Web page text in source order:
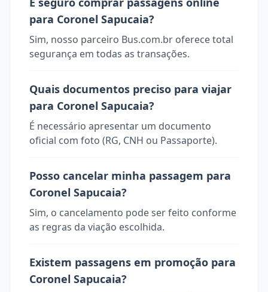
para Coronel Sapucaia?
Sim, nosso parceiro Bus.com.br oferece total
segurança em todas as transações.
Quais documentos preciso para viajar
para Coronel Sapucaia?
É necessário apresentar um documento
oficial com foto (RG, CNH ou Passaporte).
Posso cancelar minha passagem para
Coronel Sapucaia?
Sim, o cancelamento pode ser feito conforme
as regras da viação escolhida.
Existem passagens em promoção para
Coronel Sapucaia?